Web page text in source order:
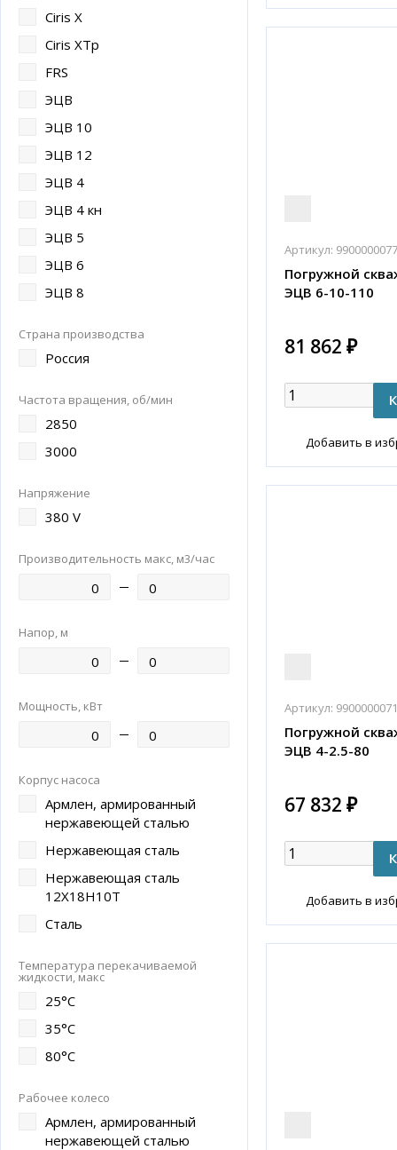
Ciris X
Ciris ХТр
FRS
ЭЦВ
ЭЦВ 10
ЭЦВ 12
ЭЦВ 4
ЭЦВ 4 кн
ЭЦВ 5
ЭЦВ 6
ЭЦВ 8
Страна производства
Россия
Частота вращения, об/мин
2850
3000
Напряжение
380 V
Производительность макс, м3/час
Напор, м
Мощность, кВт
Корпус насоса
Армлен, армированный
нержавеющей сталью
Нержавеющая сталь
Нержавеющая сталь
12Х18Н10Т
Сталь
Температура перекачиваемой
жидкости, макс
25°С
35°C
80°С
Рабочее колесо
Армлен, армированный
нержавеющей сталью
Артикул:
Погружной
ЭЦВ 6-10-110
81 862 ₽
Добавить в
Артикул:
Погружной
ЭЦВ 4-2.5-80
67 832 ₽
Добавить в